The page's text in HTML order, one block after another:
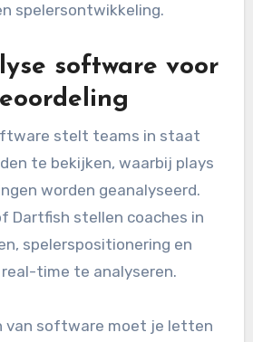
spelersontwikkeling.
software voor
stelt teams in staat
te bekijken, waarbij plays
worden geanalyseerd.
Dartfish stellen coaches in
spelerspositionering en
time te analyseren.
van software moet je letten